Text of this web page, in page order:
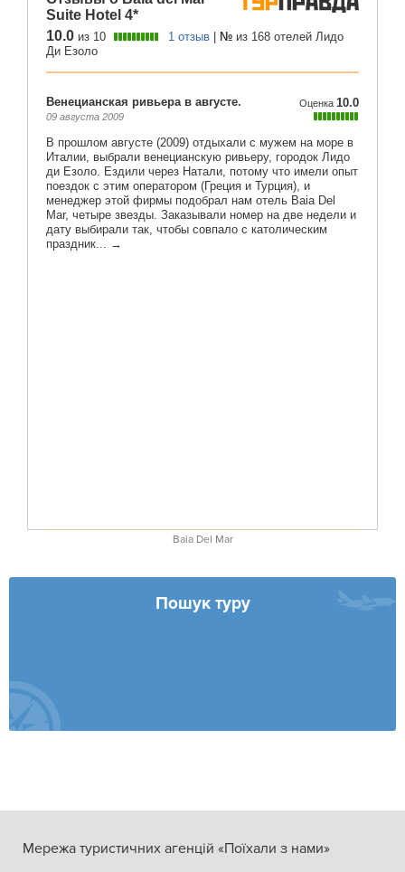
Baia Del Mar
Пошук туру
Мережа туристичних агенцій «Поїхали з нами»